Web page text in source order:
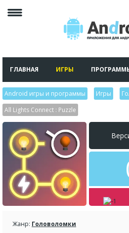
ГЛАВНАЯ ИГРЫ
Android игры и программы Игры
All Lights Connect : Puzzle
Жанр: Головоломки